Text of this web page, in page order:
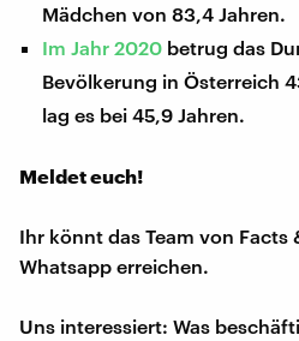
Mädchen von 83,4 Jahren.
Im Jahr 2020 betrug das
Bevölkerung in Österreich
lag es bei 45,9 Jahren.
Meldet euch!
Ihr könnt das Team von Facts
Whatsapp erreichen.
Uns interessiert: Was